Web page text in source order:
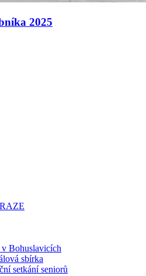
2025
Bohuslavicích
sbírka
setkání seniorů